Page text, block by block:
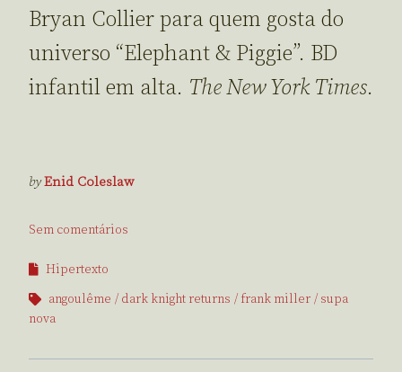
Bryan Collier para quem gosta do
universo “Elephant & Piggie”. BD
infantil em alta. The New York Times.
byEnid Coleslaw
Sem comentários
Hipertexto
angoulême
dark knight returns frank miller
supa
nova